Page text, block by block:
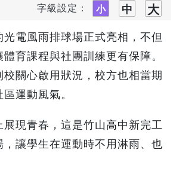
字級設定：
電風雨排球場正式亮相，不但
育課程與社團訓練更有保障。
關心啟用狀況，校方也相當期
運動風氣。
現青春，這是竹山高中新完工
，讓學生在運動時不用淋雨、也